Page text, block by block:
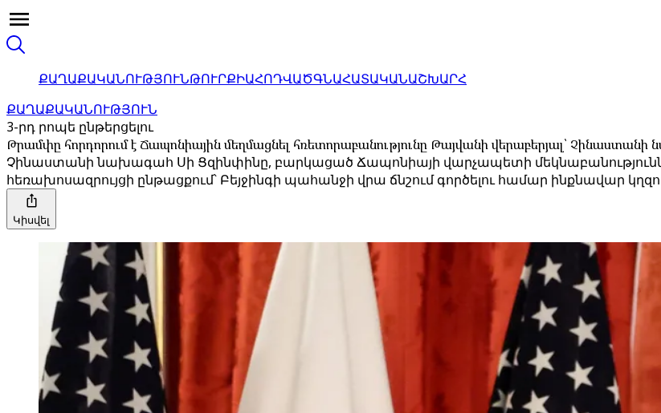
ՔԱՂԱՔԱԿԱՆՈՒԹՅՈՒՆԹՈՒՐՔԻԱՀՈԴՎԱԾԳՆԱՀԱՏԱԿԱՆԱՇԽԱՐՀ
ՔԱՂԱՔԱԿԱՆՈՒԹՅՈՒՆ
3-րդ րոպե ընթերցելու
Թրամփը հորդորում է Ճապոնիային մեղմացնել հռետորաբանությունը Թայվանի վերաբերյալ՝
Չինաստանի նախագահ Սի Ցզինփինը, բարկացած Ճապոնիայի վարչապետի
հեռախոսազրույցի ընթացքում՝ Բեյջինգի պահանջի վրա ճնշում գործելու համար ինքնավար
Կիսվել